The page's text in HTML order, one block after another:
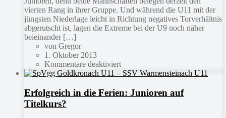
vierten Rang in ihrer Gruppe. Und während die U11 mit der
jüngsten Niederlage leicht in Richtung negatives Torverhältnis
abgerutscht ist, lagen die Extreme bei der U9 noch näher
beieinander […]
von Gregor
1. Oktober 2013
Kommentare deaktiviert
Erfolgreich in die Ferien: Junioren auf
Titelkurs?